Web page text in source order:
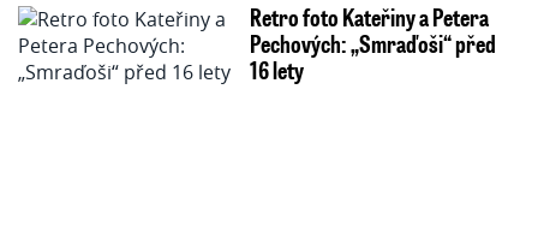
Retro foto Kateřiny a Petera
Pechových: „Smraďoši“ před
16 lety